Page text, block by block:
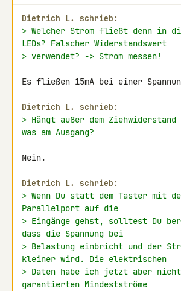
Dietrich L. schrieb:
> Welcher Strom fließt denn in
LEDs? Falscher Widerstandswert
> verwendet? -> Strom messen!
Es fließen 15mA bei einer
Dietrich L. schrieb:
> Hängt außer dem Ziehwiderstand
was am Ausgang?
Nein.
Dietrich L. schrieb:
> Wenn Du statt dem Taster mit
Parallelport auf die
> Eingänge gehst, solltest Du
dass die Spannung bei
> Belastung einbricht und der
kleiner wird. Die elektrischen
> Daten habe ich jetzt aber
garantierten Mindestströme